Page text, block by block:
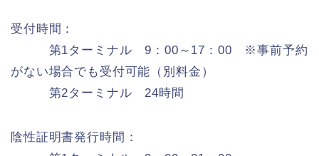
受付時間：
第1ターミナル 9：00～17：00 ※事前予約
がない場合でも受付可能（別料金）
第2ターミナル 24時間
陰性証明書発行時間：